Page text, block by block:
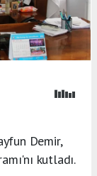
Demir,
kutladı.